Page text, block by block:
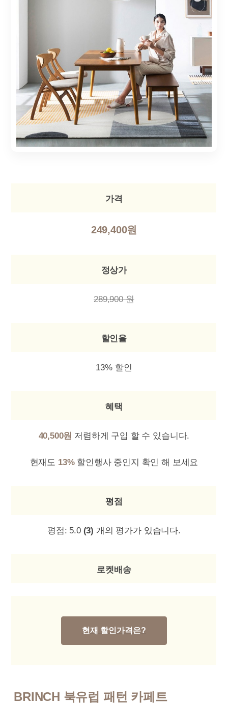
가격
249,400원
정상가
289,900 원
할인율
13% 할인
혜택
40,500원 저렴하게 구입 할 수 있습니다.
현재도 13%할인행사 중인지 확인 해 보세요
평점
평점: 5.0 (3) 개의 평가가 있습니다.
로켓배송
현재 할인가격은?
BRINCH 북유럽 패턴 카페트